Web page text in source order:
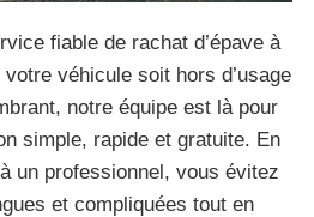
fiable de rachat d’épave à
véhicule soit hors d’usage
notre équipe est là pour
simple, rapide et gratuite. En
un professionnel, vous évitez
et compliquées tout en